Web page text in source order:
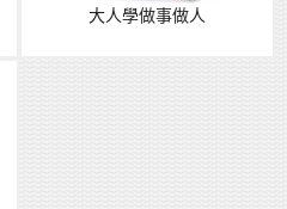
大人學做事做人